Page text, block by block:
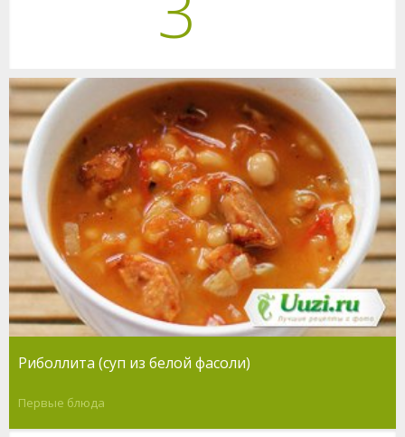
Риболлита (суп из белой фасоли)
Первые блюда